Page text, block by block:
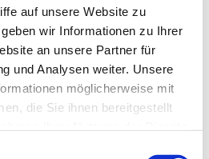
auf unsere Website zu
wir Informationen zu Ihrer
an unsere Partner für
und Analysen weiter. Unsere
möglicherweise mit
die Sie ihnen bereitgestellt